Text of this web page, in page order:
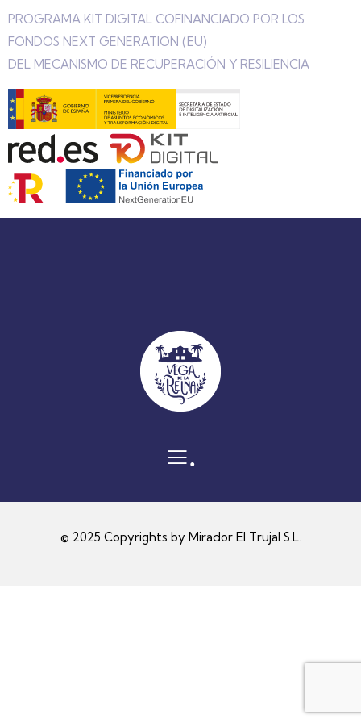
PROGRAMA KIT DIGITAL COFINANCIADO POR LOS
FONDOS NEXT GENERATION (EU)
DEL MECANISMO DE RECUPERACIÓN Y RESILIENCIA
.
© 2025 Copyrights by Mirador El Trujal S.L.